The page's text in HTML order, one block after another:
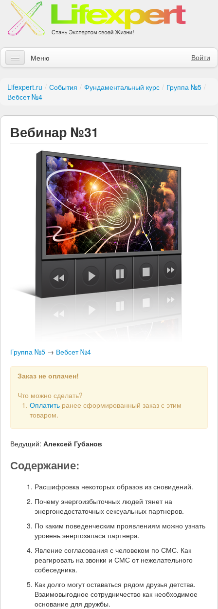
Войти
Меню
Инструменты
Обучение
Контакты
Правила получения заказов
Магазин
Искать
Lifexpert.ru / События / Фундаментальный курс / Группа №5 /
Вебсет №4
Вебинар №31
Группа №5 → Вебсет №4
Заказ не оплачен!
Что можно сделать?
Оплатить ранее сформированный заказ с этим
товаром.
Ведущий: Алексей Губанов
Содержание:
Расшифровка некоторых образов из сновидений.
Почему энергоизбыточных людей тянет на
энергонедостаточных сексуальных партнеров.
По каким поведенческим проявлениям можно узнать
уровень энергозапаса партнера.
Явление согласования с человеком по СМС. Как
реагировать на звонки и СМС от нежелательного
собеседника.
Как долго могут оставаться рядом друзья детства.
Взаимовыгодное сотрудничество как необходимое
основание для дружбы.